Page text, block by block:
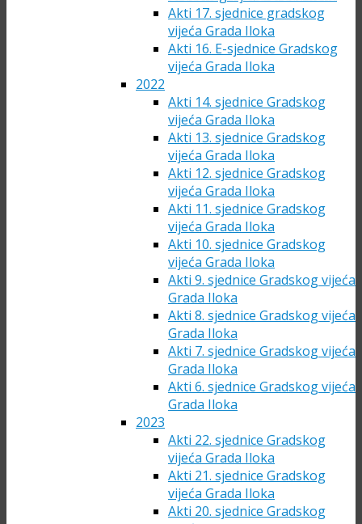
Akti 17. sjednice gradskog
vijeća Grada Iloka
Akti 16. E-sjednice Gradskog
vijeća Grada Iloka
2022
Akti 14. sjednice Gradskog
vijeća Grada Iloka
Akti 13. sjednice Gradskog
vijeća Grada Iloka
Akti 12. sjednice Gradskog
vijeća Grada Iloka
Akti 11. sjednice Gradskog
vijeća Grada Iloka
Akti 10. sjednice Gradskog
vijeća Grada Iloka
Akti 9. sjednice Gradskog vijeća
Grada Iloka
Akti 8. sjednice Gradskog vijeća
Grada Iloka
Akti 7. sjednice Gradskog vijeća
Grada Iloka
Akti 6. sjednice Gradskog vijeća
Grada Iloka
2023
Akti 22. sjednice Gradskog
vijeća Grada Iloka
Akti 21. sjednice Gradskog
vijeća Grada Iloka
Akti 20. sjednice Gradskog